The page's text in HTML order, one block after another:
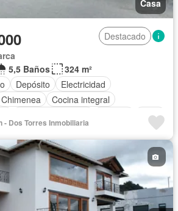
Casa
Destacado
5,5 Baños
324 m²
Depósito
Electricidad
Chimenea
Cocina integral
Agua
Área infantil Jardín
Barbecue
Gimnasio Estudio
Sauna
- Dos Torres Inmobiliaria